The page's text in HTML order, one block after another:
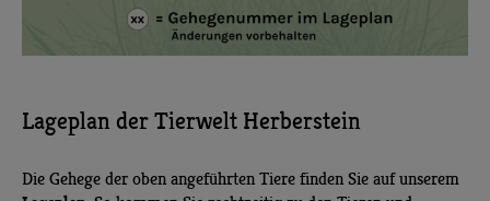
Lageplan der Tierwelt Herberstein
Die Gehege der oben angeführten Tiere finden Sie auf unserem